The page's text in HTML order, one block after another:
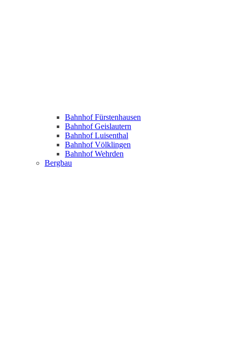
Bahnhof Fürstenhausen
Bahnhof Geislautern
Bahnhof Luisenthal
Bahnhof Völklingen
Bahnhof Wehrden
Bergbau